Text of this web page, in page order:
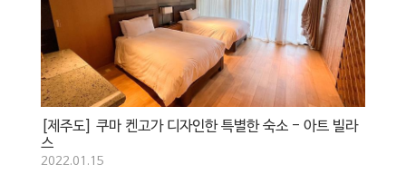
[제주도] 쿠마 켄고가 디자인한 특별한 숙소 - 아트 빌라
스
2022.01.15